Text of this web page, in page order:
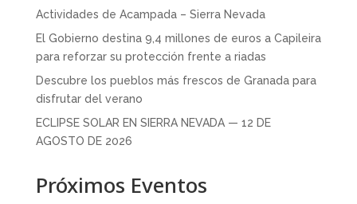
Actividades de Acampada – Sierra Nevada
El Gobierno destina 9,4 millones de euros a Capileira
para reforzar su protección frente a riadas
Descubre los pueblos más frescos de Granada para
disfrutar del verano
ECLIPSE SOLAR EN SIERRA NEVADA — 12 DE
AGOSTO DE 2026
Próximos Eventos